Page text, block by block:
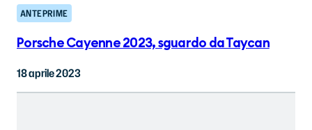
ANTEPRIME
Porsche Cayenne 2023, sguardo da Taycan
18 aprile 2023